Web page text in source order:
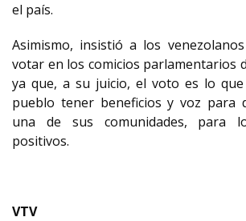
el país.
Asimismo, insistió a los
votar en los comicios parlamentarios
ya que, a su juicio, el voto es lo
pueblo tener beneficios y voz para
una de sus comunidades, para
positivos.
VTV